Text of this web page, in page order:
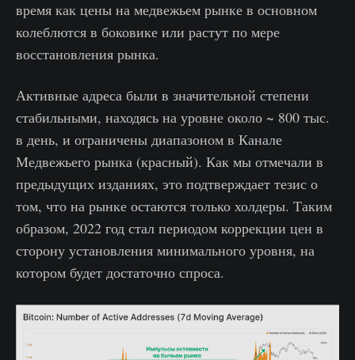
время как цены на медвежьем рынке в основном
колеблются в боковике или растут по мере
восстановления рынка.
Активные адреса были в значительной степени
стабильными, находясь на уровне около ~ 800 тыс.
в день, и ограничены диапазоном в Канале
Медвежьего рынка (красный). Как мы отмечали в
предыдущих изданиях, это подтверждает тезис о
том, что на рынке остаются только холдеры. Таким
образом, 2022 год стал периодом коррекции цен в
сторону установления минимального уровня, на
котором будет достаточно спроса.